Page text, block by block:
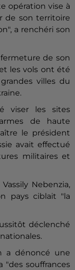
opération vise à
de son territoire
a renchéri son
de son
les vols ont été
villes du
viser les sites
de haute
le président
avait effectué
militaires et
Nebenzia,
pays ciblait "la
déclenché
a dénoncé une
"des souffrances